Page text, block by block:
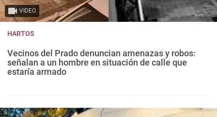
VIDEO
HARTOS
Vecinos del Prado denuncian amenazas y robos:
señalan a un hombre en situación de calle que
estaría armado